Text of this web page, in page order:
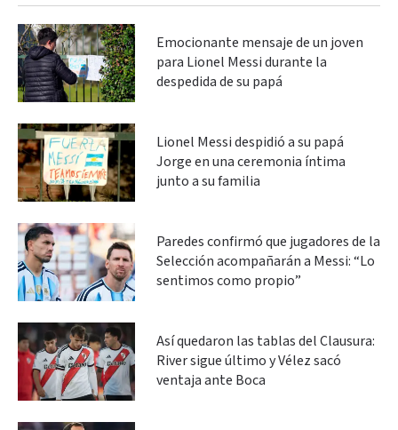
Emocionante mensaje de un joven
para Lionel Messi durante la
despedida de su papá
Lionel Messi despidió a su papá
Jorge en una ceremonia íntima
junto a su familia
Paredes confirmó que jugadores de la
Selección acompañarán a Messi: “Lo
sentimos como propio”
Así quedaron las tablas del Clausura:
River sigue último y Vélez sacó
ventaja ante Boca